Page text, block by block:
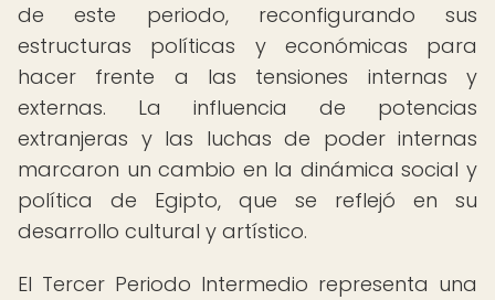
de este periodo, reconfigurando sus
estructuras políticas y económicas para
hacer frente a las tensiones internas y
externas. La influencia de potencias
extranjeras y las luchas de poder internas
marcaron un cambio en la dinámica social y
política de Egipto, que se reflejó en su
desarrollo cultural y artístico.
El Tercer Periodo Intermedio representa una